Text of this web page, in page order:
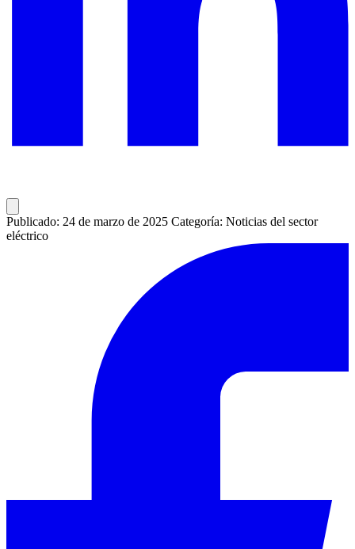
Publicado: 24 de marzo de 2025 Categoría: Noticias del sector
eléctrico